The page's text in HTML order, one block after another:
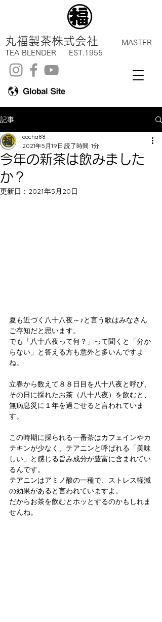
丸福製茶株式会社
MASTER
TEA BLENDER EST.1955
記事
今年の新茶は飲みました
か？
eocha88
2021年5月19日 読了時間: 1分
更新日： 2021年5月20日
夏も近づく八十八夜～♪と言う歌はみなさん
ご存知だと思います。
でも「八十八夜って何？」って聞くと「分か
らない」と答える方も意外と多いんですよ
ね。
立春から数えて８８日目を八十八夜と呼び、
その日に採れたお茶（八十八夜）を飲むと、
無病息災に１年を過ごせると言われていま
す。
この時期に採られる一番茶はカフェインやカ
テキンが少なく、テアニンと呼ばれる「美味
しい」と感じる旨み成分が豊富に含まれてい
るんです。
テアニンはアミノ酸の一種で、ストレス軽減
の効果があると言われていますよ。
だからお茶を飲むとホッとするのかもしれま
せんね。